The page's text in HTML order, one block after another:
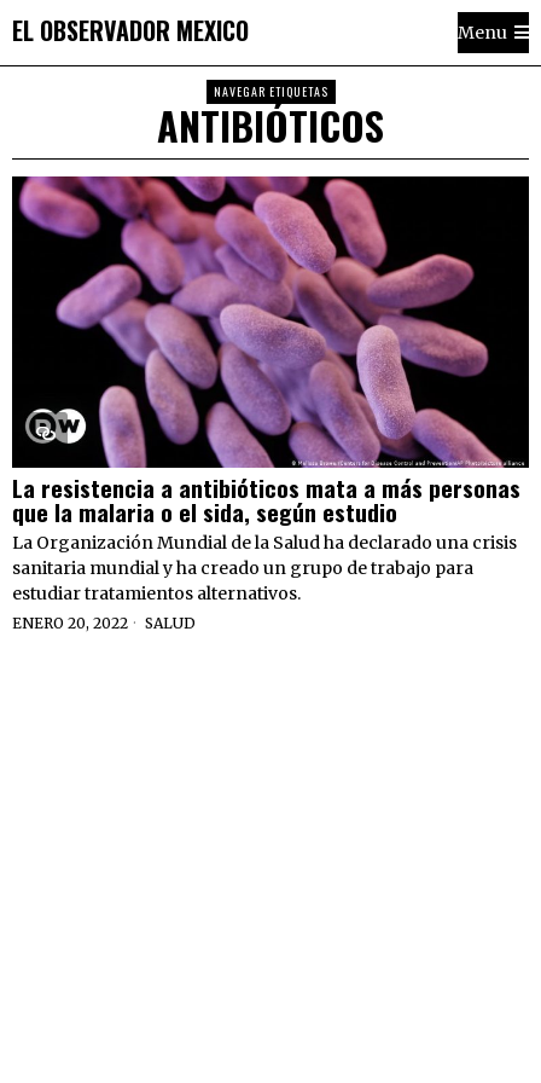
EL OBSERVADOR MEXICO Menu
NAVEGAR ETIQUETAS
ANTIBIÓTICOS
La resistencia a antibióticos mata a más personas
que la malaria o el sida, según estudio
La Organización Mundial de la Salud ha declarado una crisis
sanitaria mundial y ha creado un grupo de trabajo para
estudiar tratamientos alternativos.
ENERO 20, 2022 SALUD